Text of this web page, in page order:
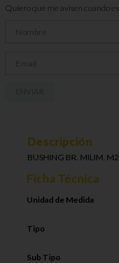
Quiero que me avisen cuando
Descripción
BUSHING BR. MILIM.
Ficha Técnica
Unidad de Medida
Tipo
Sub Tipo